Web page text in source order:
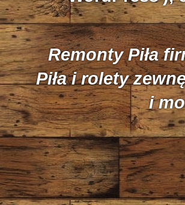
Remonty Piła
Piła i rolety
i